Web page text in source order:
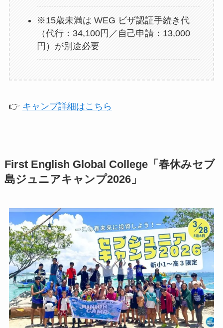
※15歳未満は WEG ビザ認証手続き代
（代行：34,100円／自己申請：13,000
円）が別途必要
👉 キャンプ詳細はこちら
First English Global College「春休みセブ
島ジュニアキャンプ2026」